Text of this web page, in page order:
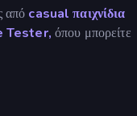
από casual παιχνίδια
Tester, όπου μπορείτε